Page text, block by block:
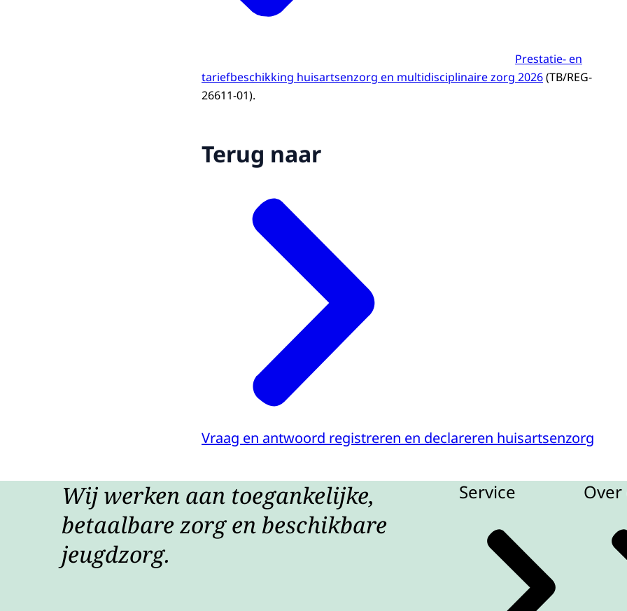
Prestatie- en
tariefbeschikking huisartsenzorg en multidisciplinaire zorg 2026(TB/REG-
26611-01).
Terug naar
Vraag en antwoord registreren en declareren huisartsenzorg
Wij werken aan toegankelijke,
betaalbare zorg en beschikbare
jeugdzorg.
Service Over